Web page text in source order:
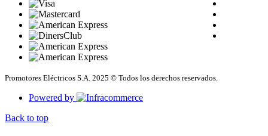
Promotores Eléctricos S.A. 2025 © Todos los derechos reservados.
Powered by
Back to top